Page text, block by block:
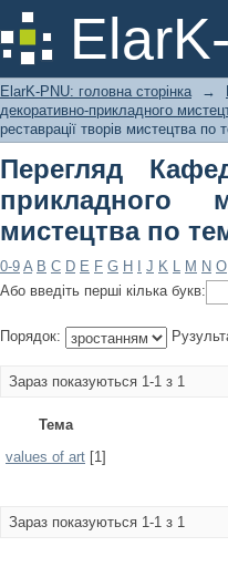
Перегляд
реставрації
ElarK-PNU: головна сторінка →
декоративно-прикладного
реставрації творів мистецтва по
Перегляд
прикладного
мистецтва по
0-9 A B C D E F G H J K L M N O
Або введіть перші кілька букв:
Порядок:
Зараз показуються 1-1 з 1
Тема
values of art [1]
Зараз показуються 1-1 з 1